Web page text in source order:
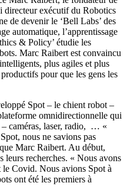
directeur exécutif du Robotics
de devenir le ‘Bell Labs’ des
automatique, l’apprentissage
& Policy’ étudie les
Marc Raibert est convaincu
plus agiles et plus
pour que les gens les
Spot – le chient robot –
omnidirectionnelle qui
– caméras, laser, radio, … «
nous ne savions pas
Marc Raibert. Au début,
leurs recherches. « Nous avons
le Covid. Nous avions Spot à
ont été les premiers à